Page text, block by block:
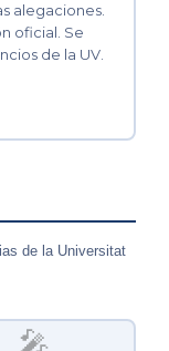
alegaciones.
oficial. Se
de la UV.
de la Universitat
🎤